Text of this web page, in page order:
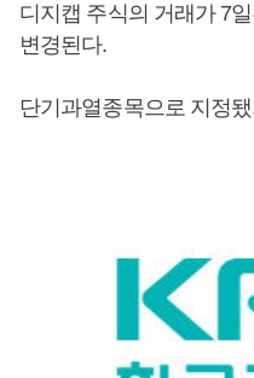
디지캡 주식의 거래가 7
변경된다.
단기과열종목으로 지정